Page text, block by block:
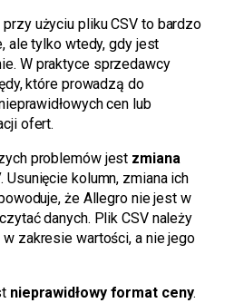
użyciu pliku CSV to bardzo
ale tylko wtedy, gdy jest
W praktyce sprzedawcy
które prowadzą do
cen lub
ofert.
problemów jest zmiana
. Usunięcie kolumn, zmiana ich
że Allegro nie jest w
danych. Plik CSV należy
zakresie wartości, a nie jego
nieprawidłowy format ceny.